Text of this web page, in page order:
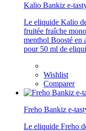
Kalio Bankiz e-
Le eliquide Kalio
fruitée fraîche
menthol Boosté en
pour 50 ml de
Wishlist
Comparer
Freho Bankiz e-
Le eliquide Freho